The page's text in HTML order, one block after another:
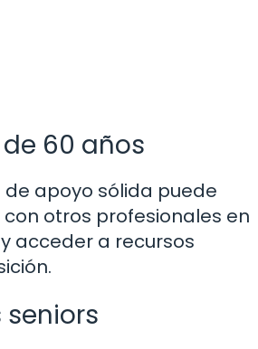
60 años
apoyo sólida puede
otros profesionales en
acceder a recursos